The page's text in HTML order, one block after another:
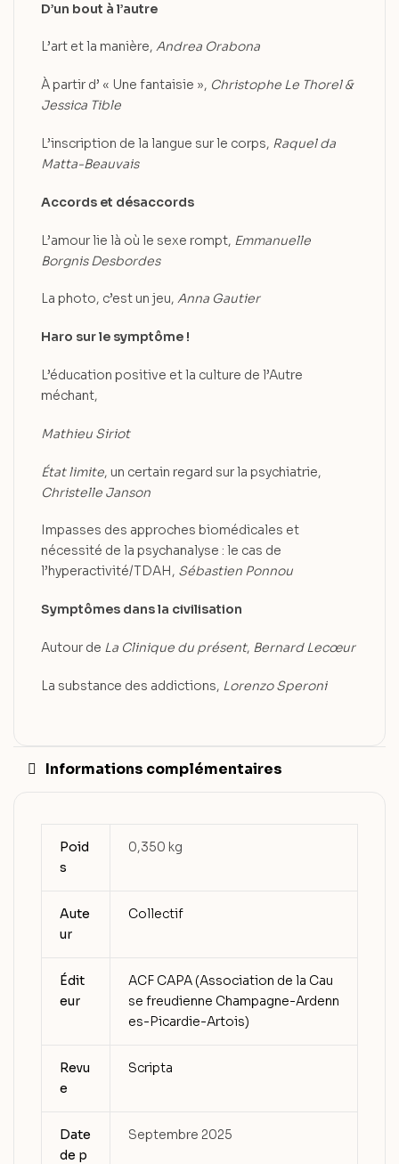
D’un bout à l’autre
L’art et la manière, Andrea Orabona
À partir d’ « Une fantaisie », Christophe Le Thorel &
Jessica Tible
L’inscription de la langue sur le corps, Raquel da
Matta-Beauvais
Accords et désaccords
L’amour lie là où le sexe rompt, Emmanuelle
Borgnis Desbordes
La photo, c’est un jeu, Anna Gautier
Haro sur le symptôme !
L’éducation positive et la culture de l’Autre
méchant,
Mathieu Siriot
État limite, un certain regard sur la psychiatrie,
Christelle Janson
Impasses des approches biomédicales et
nécessité de la psychanalyse : le cas de
l’hyperactivité/TDAH, Sébastien Ponnou
Symptômes dans la civilisation
Autour de La Clinique du présent, Bernard Lecœur
La substance des addictions, Lorenzo Speroni
Informations complémentaires
Poid
s
0,350 kg
Aute
ur
Collectif
Édit
eur
ACF CAPA (Association de la Cau
se freudienne Champagne-Ardenn
es-Picardie-Artois)
Revu
e
Scripta
Date
de p
Septembre 2025